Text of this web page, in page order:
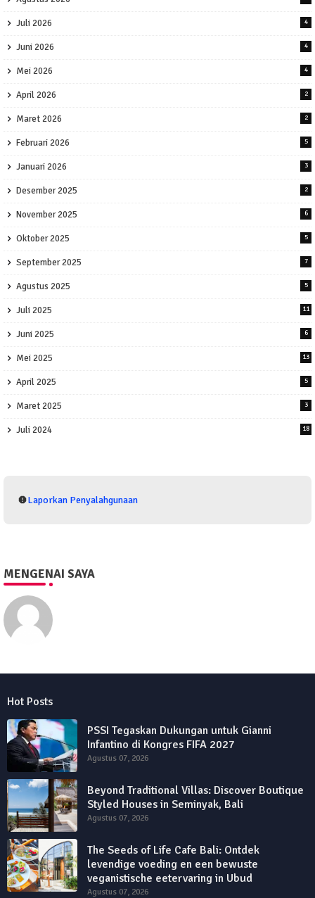
Juli 2026 4
Juni 2026 4
Mei 2026 4
April 2026 2
Maret 2026 2
Februari 2026 5
Januari 2026 3
Desember 2025 2
November 2025 6
Oktober 2025 5
September 2025 7
Agustus 2025 5
Juli 2025 11
Juni 2025 6
Mei 2025 13
April 2025 5
Maret 2025 3
Juli 2024 18
Laporkan Penyalahgunaan
MENGENAI SAYA
Hot Posts
PSSI Tegaskan Dukungan untuk Gianni
Infantino di Kongres FIFA 2027
Agustus 07, 2026
Beyond Traditional Villas: Discover Boutique
Styled Houses in Seminyak, Bali
Agustus 07, 2026
The Seeds of Life Cafe Bali: Ontdek
levendige voeding en een bewuste
veganistische eetervaring in Ubud
Agustus 07, 2026